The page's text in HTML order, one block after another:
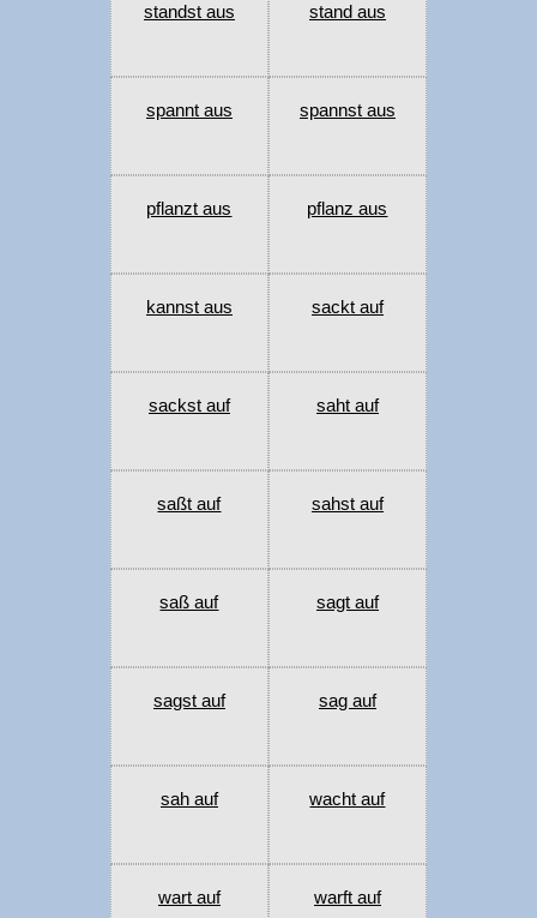
standst aus stand aus
spannt aus spannst aus
pflanzt aus pflanz aus
kannst aus sackt auf
sackst auf saht auf
saßt auf sahst auf
saß auf sagt auf
sagst auf sag auf
sah auf wacht auf
wart auf warft auf